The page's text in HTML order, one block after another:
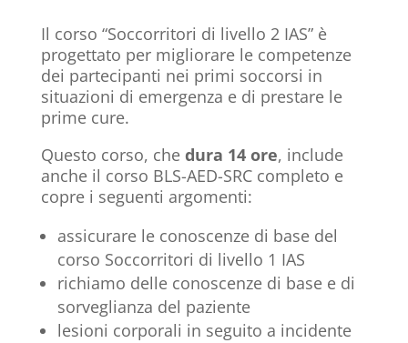
Il corso “Soccorritori di livello 2 IAS” è
progettato per migliorare le competenze
dei partecipanti nei primi soccorsi in
situazioni di emergenza e di prestare le
prime cure.
Questo corso, che dura 14 ore, include
anche il corso BLS-AED-SRC completo e
copre i seguenti argomenti:
assicurare le conoscenze di base del
corso Soccorritori di livello 1 IAS
richiamo delle conoscenze di base e di
sorveglianza del paziente
lesioni corporali in seguito a incidente